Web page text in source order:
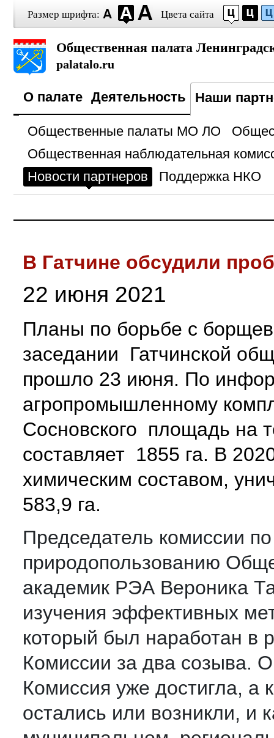
Размер шрифта: Цвета сайта
Общественная палата
palatalo.ru
О палате Деятельность Наши
Общественные палаты МО ЛО
Общественная наблюдательная
Новости партнеров
Поддержка НКО
В Гатчине обсудили
22 июня 2021
Планы по борьбе с
заседании Гатчинской
прошло 23 июня. По
агропромышленному
Сосновского площадь на
составляет 1855 га. В
химическим составом,
583,9 га.
Председатель комиссии
природопользованию
академик РЭА Вероника
изучения эффективных
который был наработан в
Комиссии за два созыва.
Комиссия уже достигла,
остались или возникли, и